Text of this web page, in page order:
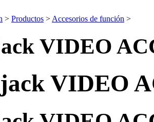
> Productos > Accesorios de función >
VIDEO
VIDEO